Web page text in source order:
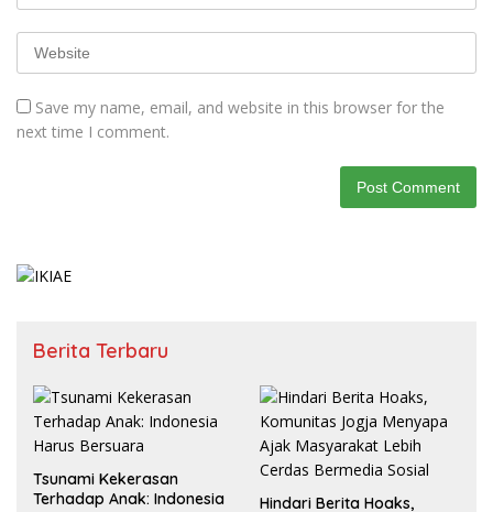
Save my name, email, and website in this browser for the
next time I comment.
Berita Terbaru
Tsunami Kekerasan
Terhadap Anak: Indonesia
Hindari Berita Hoaks,